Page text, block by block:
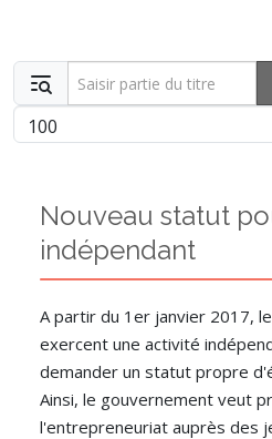
Saisir partie du titre
Afficher #
Nouveau statut
indépendant
A partir du 1er janvier 2017,
exercent une activité
demander un statut propre
Ainsi, le gouvernement veut
l'entrepreneuriat auprès des